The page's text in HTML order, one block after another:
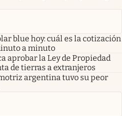
blue hoy: cuál es la cotización
a minuto
aprobar la Ley de Propiedad
de tierras a extranjeros
argentina tuvo su peor